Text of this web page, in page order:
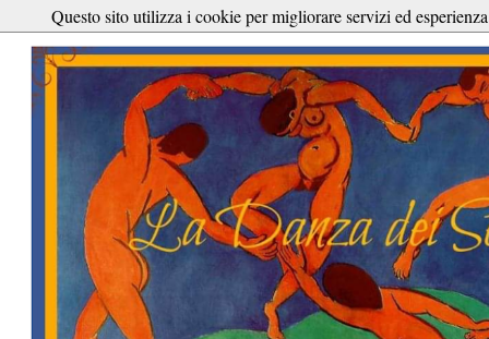
Questo sito utilizza i cookie per migliorare servizi ed